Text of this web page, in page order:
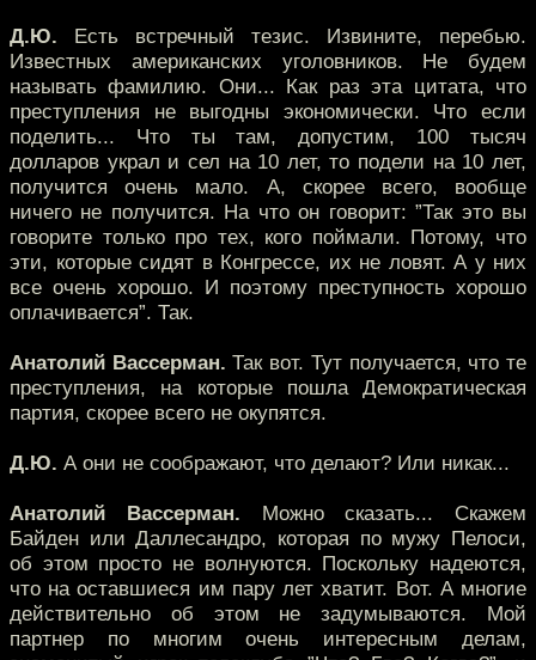
Д.Ю. Есть встречный тезис. Извините, перебью.
Известных американских уголовников. Не будем
называть фамилию. Они... Как раз эта цитата, что
преступления не выгодны экономически. Что если
поделить... Что ты там, допустим, 100 тысяч
долларов украл и сел на 10 лет, то подели на 10 лет,
получится очень мало. А, скорее всего, вообще
ничего не получится. На что он говорит: ”Так это вы
говорите только про тех, кого поймали. Потому, что
эти, которые сидят в Конгрессе, их не ловят. А у них
все очень хорошо. И поэтому преступность хорошо
оплачивается”. Так.
Анатолий Вассерман. Так вот. Тут получается, что те
преступления, на которые пошла Демократическая
партия, скорее всего не окупятся.
Д.Ю. А они не соображают, что делают? Или никак...
Анатолий Вассерман. Можно сказать... Скажем
Байден или Даллесандро, которая по мужу Пелоси,
об этом просто не волнуются. Поскольку надеются,
что на оставшиеся им пару лет хватит. Вот. А многие
действительно об этом не задумываются. Мой
партнер по многим очень интересным делам,